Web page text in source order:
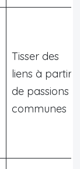
Tisser des
liens à partir
de passions
communes